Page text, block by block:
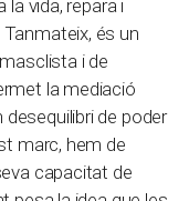
la vida, repara i
és un
i de
la mediació
desequilibri de poder
marc, hem de
capacitat de